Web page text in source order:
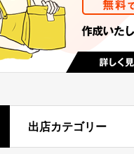
出店カテゴリー